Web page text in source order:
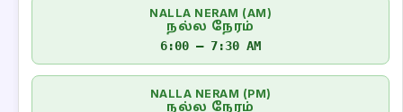
NALLA NERAM (AM)
நல்ல நேரம்
6:00 – 7:30 AM
NALLA NERAM (PM)
நல்ல நேரம்